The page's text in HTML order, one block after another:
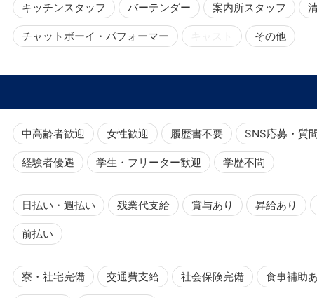
キッチンスタッフ バーテンダー 案内所スタッフ
チャットボーイ・パフォーマー その他
中高齢者歓迎 女性歓迎 履歴書不要 SNS応募・質
経験者優遇 学生・フリーター歓迎 学歴不問
日払い・週払い 残業代支給 賞与あり 昇給あり
前払い
寮・社宅完備 交通費支給 社会保険完備 食事補助